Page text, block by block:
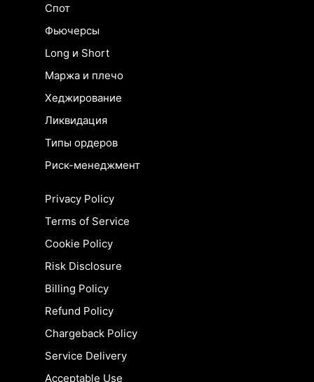
Спот
Фьючерсы
Long и Short
Маржа и плечо
Хеджирование
Ликвидация
Типы ордеров
Риск-менеджмент
Privacy Policy
Terms of Service
Cookie Policy
Risk Disclosure
Billing Policy
Refund Policy
Chargeback Policy
Service Delivery
Acceptable Use